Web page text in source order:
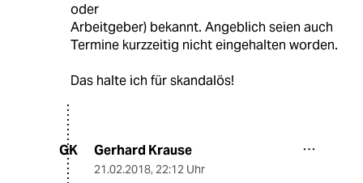
oder
Arbeitgeber) bekannt. Angeblich seien auch
Termine kurzzeitig nicht eingehalten worden.
Das halte ich für skandalös!
GK Gerhard Krause
21.02.2018, 22:12 Uhr